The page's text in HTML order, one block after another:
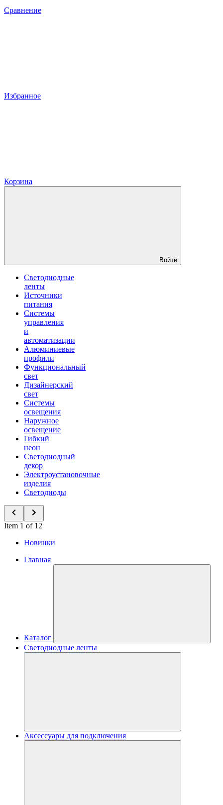
Сравнение
Избранное
Корзина
Войти
Светодиодные
ленты
Источники
питания
Системы
управления
и
автоматизации
Алюминиевые
профили
Функциональный
свет
Дизайнерский
свет
Системы
освещения
Наружное
освещение
Гибкий
неон
Светодиодный
декор
Электроустановочные
изделия
Светодиоды
Item 1 of 12
Новинки
Главная
Каталог
Светодиодные ленты
Аксессуары для подключения